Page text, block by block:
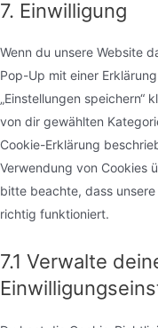
7. Einwilligung
Wenn du unsere Website
Pop-Up mit einer
„Einstellungen speichern“
von dir gewählten
Cookie-Erklärung
Verwendung von Cookies
bitte beachte, dass
richtig funktioniert.
7.1 Verwalte